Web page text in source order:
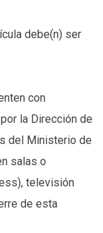
debe(n) ser
con
la Dirección de
del Ministerio de
salas o
televisión
de esta